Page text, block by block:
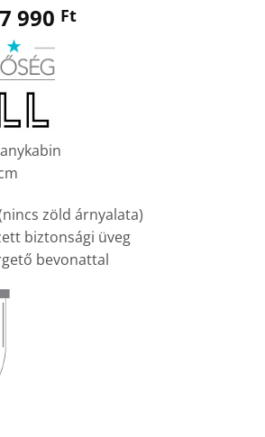
Ft.
990 FtCurrent
zöld árnyalata)
biztonsági üveg
bevonattal